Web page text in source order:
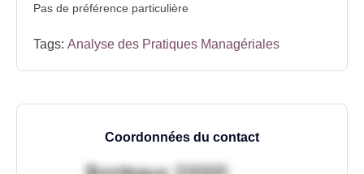
Pas de préférence particulière
Tags: Analyse des Pratiques Managériales
Coordonnées du contact